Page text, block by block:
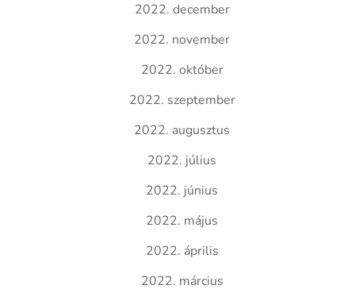
2022. december
2022. november
2022. október
2022. szeptember
2022. augusztus
2022. július
2022. június
2022. május
2022. április
2022. március